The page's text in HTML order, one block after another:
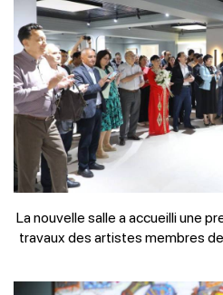
La nouvelle salle a accueilli une
travaux des artistes membres